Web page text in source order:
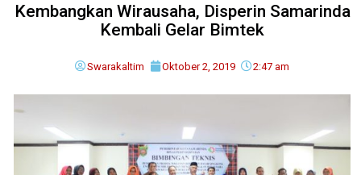
Kembangkan Wirausaha, Disperin Samarinda
Kembali Gelar Bimtek
Swarakaltim Oktober 2, 2019 2:47 am